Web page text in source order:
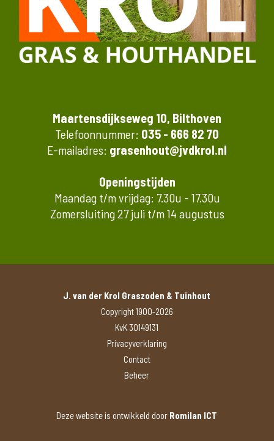
Maartensdijkseweg 10, Bilthoven
Telefoonnummer: 035 - 666 82 70
E-mailadres: grasenhout@jvdkrol.nl
Openingstijden
Maandag t/m vrijdag: 7.30u - 17.30u
Zomersluiting 27 juli t/m 14 augustus
J. van der Krol Graszoden & Tuinhout
Copyright 1900-2026
KvK 30149131
Privacyverklaring
Contact
Beheer
Deze website is ontwikkeld door Romilan ICT